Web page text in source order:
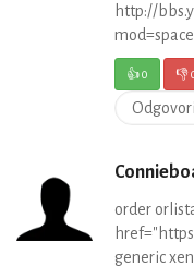
http://
👍0 👎
order
generic